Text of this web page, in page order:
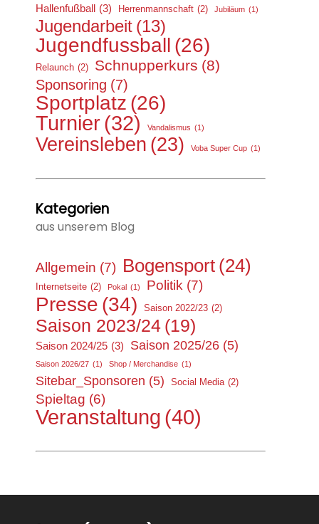
Hallenfußball (3) Herrenmannschaft (2) Jubiläum (1)
Jugendarbeit (13)
Jugendfussball (26)
Relaunch (2) Schnupperkurs (8)
Sponsoring (7)
Sportplatz (26)
Turnier(32) Vandalismus (1)
Vereinsleben (23) Voba Super Cup (1)
Kategorien
aus unserem Blog
Allgemein (7) Bogensport (24)
Internetseite (2) Pokal (1) Politik (7)
Presse (34) Saison 2022/23 (2)
Saison 2023/24 (19)
Saison 2024/25 (3) Saison 2025/26 (5)
Saison 2026/27 (1) Shop / Merchandise (1)
Sitebar_Sponsoren (5) Social Media (2)
Spieltag (6)
Veranstaltung (40)